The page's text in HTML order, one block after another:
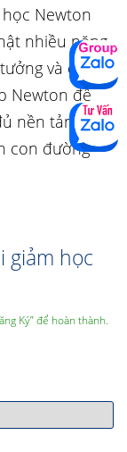
Newton
nhiều năng
và đồng
Newton để
nền tảng
con đường
giảm học
Ký” để hoàn thành.